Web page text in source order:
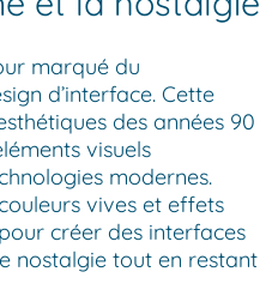
marqué du
d’interface. Cette
des années 90
visuels
modernes.
vives et effets
créer des interfaces
nostalgie tout en restant